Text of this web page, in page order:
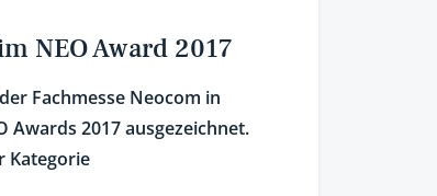
NEO Award 2017
Fachmesse Neocom in
Awards 2017 ausgezeichnet.
Kategorie